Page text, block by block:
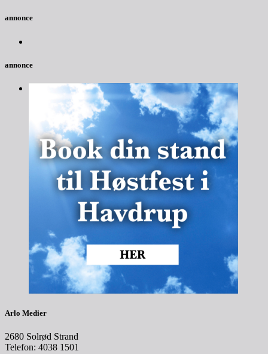
annonce
annonce
Arlo Medier
2680 Solrød Strand
Telefon: 4038 1501